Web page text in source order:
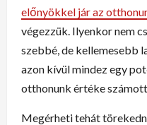
előnyökkel jár az
végezzük. Ilyenkor nem
szebbé, de kellemesebb
azon kívül mindez egy
otthonunk értéke
Megérheti tehát